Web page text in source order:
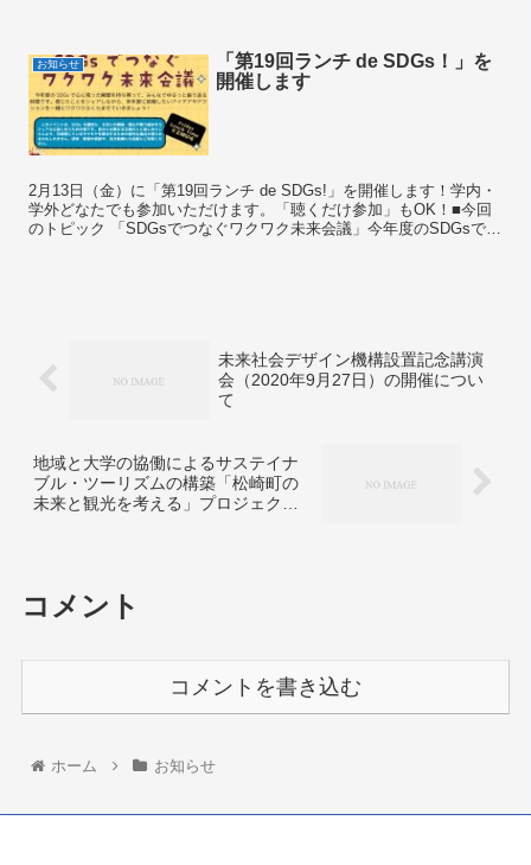
お知らせ
「第19回ランチ de SDGs！」を
開催します
2月13日（金）に「第19回ランチ de SDGs!」を開催します！学内・
学外どなたでも参加いただけます。「聴くだけ参加」もOK！■今回
のトピック 「SDGsでつなぐワクワク未来会議」今年度のSDGsで心
未来社会デザイン機構設置記念講演
会（2020年9月27日）の開催につい
て
地域と大学の協働によるサステイナ
ブル・ツーリズムの構築「松崎町の
未来と観光を考える」プロジェクト
コメント
コメントを書き込む
ホーム お知らせ